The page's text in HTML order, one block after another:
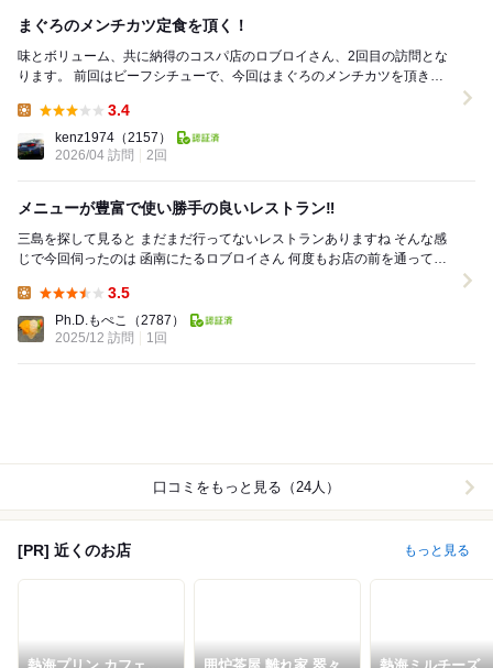
まぐろのメンチカツ定食を頂く！
味とボリューム、共に納得のコスパ店のロブロイさん、2回目の訪問とな
ります。 前回はビーフシチューで、今回はまぐろのメンチカツを頂きま
3.4
kenz1974 （2157）
2026/04 訪問
2回
メニューが豊富で使い勝手の良いレストラン‼️
三島を探して見ると まだまだ行ってないレストランありますね そんな感
じで今回伺ったのは 函南にたるロブロイさん 何度もお店の前を通ってい
3.5
Ph.D.もぺこ
（2787）
2025/12 訪問
1回
口コミをもっと見る（24人）
[PR] 近くのお店 もっと見る